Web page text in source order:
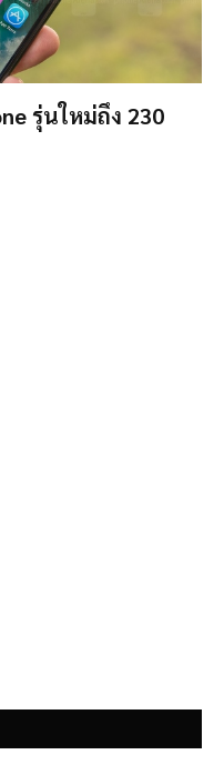
รุ่นใหม่ถึง 230